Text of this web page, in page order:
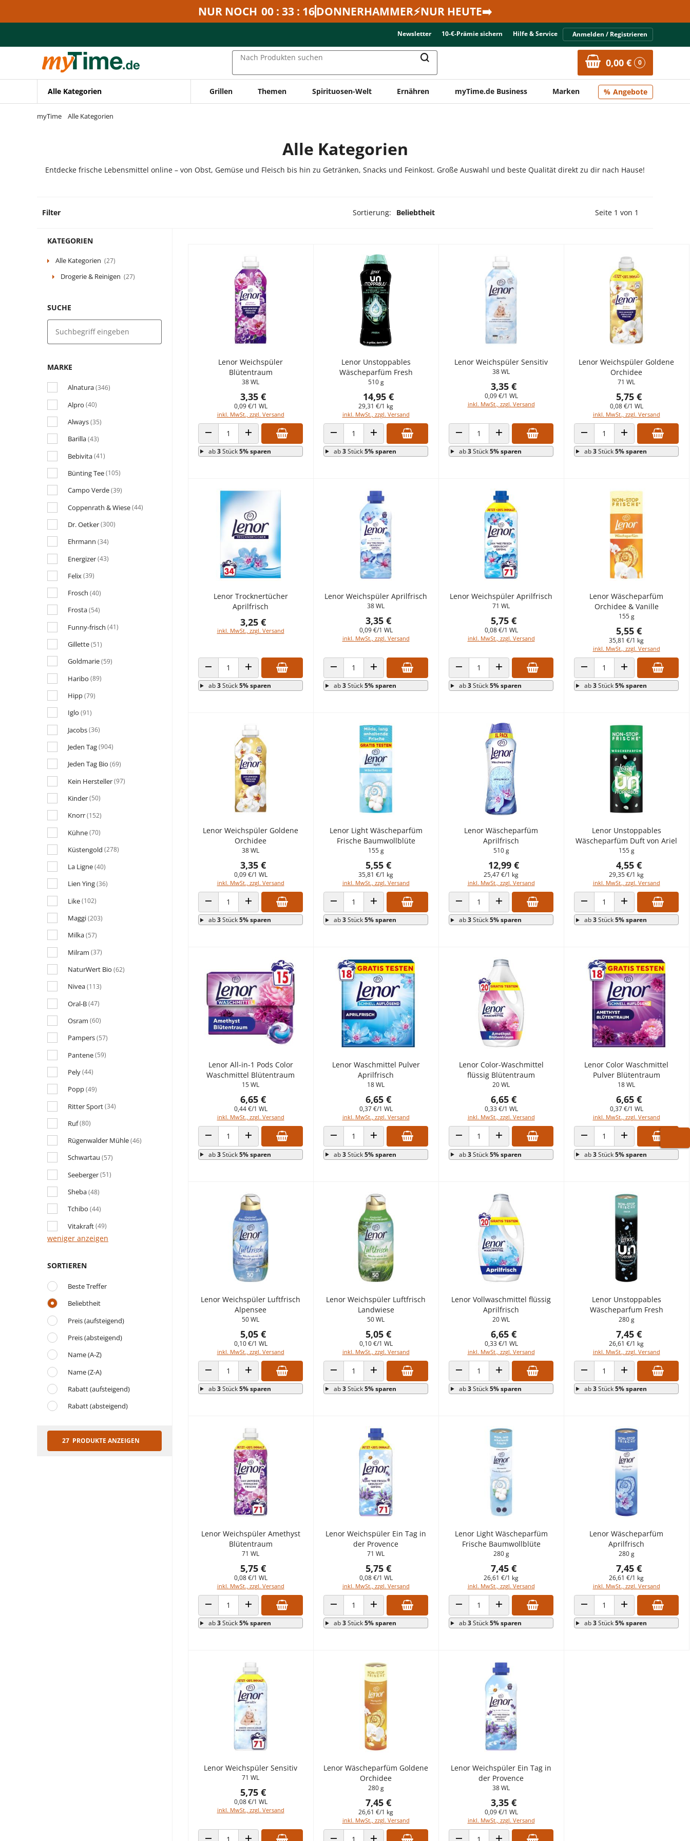
Zur Navigation springen
NUR NOCH 00 : 33 : 16DONNERHAMMER⚡NUR HEUTE➡️
Newsletter 10-€-Prämie sichern Hilfe & Service Anmelden / Registrieren
Nach Produkten suchen 0,00 € 0
Alle Kategorien Grillen Themen Spirituosen-Welt Ernähren myTime.de Business Marken Angebote
myTime Alle Kategorien
Alle Kategorien
Entdecke frische Lebensmittel online – von Obst, Gemüse und Fleisch bis hin zu Getränken, Snacks und Feinkost. Große Auswahl und beste Qualität direkt zu dir nach Hause!
Filter Sortierung: Beliebtheit Vorherige Seite
Seite 1 von 1
KATEGORIEN
Alle Kategorien (27)
Drogerie & Reinigen (27)
SUCHE
MARKE
Alnatura(346)
Alpro (40)
Always(35)
Barilla(43)
Bebivita(41)
Bünting Tee(105)
Campo Verde(39)
Coppenrath & Wiese(44)
Dr. Oetker(300)
Ehrmann (34)
Energizer(43)
Felix(39)
Frosch (40)
Frosta(54)
Funny-frisch (41)
Gillette(51)
Goldmarie(59)
Haribo (89)
Hipp(79)
Iglo (91)
Jacobs(36)
Jeden Tag(904)
Jeden Tag Bio (69)
Kein Hersteller(97)
Kinder(50)
Knorr(152)
Kühne(70)
Küstengold (278)
La Ligne(40)
Lien Ying(36)
Like(102)
Maggi(203)
Milka(57)
Milram (37)
NaturWert Bio (62)
Nivea(113)
Oral-B(47)
Osram (60)
Pampers(57)
Pantene(59)
Pely(44)
Popp(49)
Ritter Sport(34)
Ruf(80)
Rügenwalder Mühle(46)
Schwartau (57)
Seeberger(51)
Sheba(48)
Tchibo (44)
Vitakraft(49)
weniger anzeigen
SORTIEREN
Beste Treffer
Beliebtheit
Preis (aufsteigend)
Preis (absteigend)
Name (A-Z)
Name (Z-A)
Rabatt (aufsteigend)
Rabatt (absteigend)
27 PRODUKTE ANZEIGEN
Lenor Weichspüler
Blütentraum
38 WL
3,35 €
0,09 €/1 WL
inkl. MwSt., zzgl. Versand
ANZAHL VERRINGERNANZAHL ERHÖHEN
ab3Stück5% sparen
Lenor Unstoppables
Wäscheparfüm Fresh
510 g
14,95 €
29,31 €/1 kg
inkl. MwSt., zzgl. Versand
ANZAHL VERRINGERNANZAHL ERHÖHEN
ab3Stück5% sparen
Lenor Weichspüler Sensitiv
38 WL
3,35 €
0,09 €/1 WL
inkl. MwSt., zzgl. Versand
ANZAHL VERRINGERNANZAHL ERHÖHEN
ab3Stück5% sparen
Lenor Weichspüler Goldene
Orchidee
71 WL
5,75 €
0,08 €/1 WL
inkl. MwSt., zzgl. Versand
ANZAHL VERRINGERNANZAHL ERHÖHEN
ab3Stück5% sparen
Lenor Trocknertücher
Aprilfrisch
3,25 €
inkl. MwSt., zzgl. Versand
ANZAHL VERRINGERNANZAHL ERHÖHEN
ab3Stück5% sparen
Lenor Weichspüler Aprilfrisch
38 WL
3,35 €
0,09 €/1 WL
inkl. MwSt., zzgl. Versand
ANZAHL VERRINGERNANZAHL ERHÖHEN
ab3Stück5% sparen
Lenor Weichspüler Aprilfrisch
71 WL
5,75 €
0,08 €/1 WL
inkl. MwSt., zzgl. Versand
ANZAHL VERRINGERNANZAHL ERHÖHEN
ab3Stück5% sparen
Lenor Wäscheparfüm
Orchidee & Vanille
155 g
5,55 €
35,81 €/1 kg
inkl. MwSt., zzgl. Versand
ANZAHL VERRINGERNANZAHL ERHÖHEN
ab3Stück5% sparen
Lenor Weichspüler Goldene
Orchidee
38 WL
3,35 €
0,09 €/1 WL
inkl. MwSt., zzgl. Versand
ANZAHL VERRINGERNANZAHL ERHÖHEN
ab3Stück5% sparen
Lenor Light Wäscheparfüm
Frische Baumwollblüte
155 g
5,55 €
35,81 €/1 kg
inkl. MwSt., zzgl. Versand
ANZAHL VERRINGERNANZAHL ERHÖHEN
ab3Stück5% sparen
Lenor Wäscheparfüm
Aprilfrisch
510 g
12,99 €
25,47 €/1 kg
inkl. MwSt., zzgl. Versand
ANZAHL VERRINGERNANZAHL ERHÖHEN
ab3Stück5% sparen
Lenor Unstoppables
Wäscheparfüm Duft von Ariel
155 g
4,55 €
29,35 €/1 kg
inkl. MwSt., zzgl. Versand
ANZAHL VERRINGERNANZAHL ERHÖHEN
ab3Stück5% sparen
Lenor All-in-1 Pods Color
Waschmittel Blütentraum
15 WL
6,65 €
0,44 €/1 WL
inkl. MwSt., zzgl. Versand
ANZAHL VERRINGERNANZAHL ERHÖHEN
ab3Stück5% sparen
Lenor Waschmittel Pulver
Aprilfrisch
18 WL
6,65 €
0,37 €/1 WL
inkl. MwSt., zzgl. Versand
ANZAHL VERRINGERNANZAHL ERHÖHEN
ab3Stück5% sparen
Lenor Color-Waschmittel
flüssig Blütentraum
20 WL
6,65 €
0,33 €/1 WL
inkl. MwSt., zzgl. Versand
ANZAHL VERRINGERNANZAHL ERHÖHEN
ab3Stück5% sparen
Lenor Color Waschmittel
Pulver Blütentraum
18 WL
6,65 €
0,37 €/1 WL
inkl. MwSt., zzgl. Versand
ANZAHL VERRINGERNANZAHL ERHÖHEN
ab3Stück5% sparen
Lenor Weichspüler Luftfrisch
Alpensee
50 WL
5,05 €
0,10 €/1 WL
inkl. MwSt., zzgl. Versand
ANZAHL VERRINGERNANZAHL ERHÖHEN
ab3Stück5% sparen
Lenor Weichspüler Luftfrisch
Landwiese
50 WL
5,05 €
0,10 €/1 WL
inkl. MwSt., zzgl. Versand
ANZAHL VERRINGERNANZAHL ERHÖHEN
ab3Stück5% sparen
Lenor Vollwaschmittel flüssig
Aprilfrisch
20 WL
6,65 €
0,33 €/1 WL
inkl. MwSt., zzgl. Versand
ANZAHL VERRINGERNANZAHL ERHÖHEN
ab3Stück5% sparen
Lenor Unstoppables
Wäscheparfum Fresh
280 g
7,45 €
26,61 €/1 kg
inkl. MwSt., zzgl. Versand
ANZAHL VERRINGERNANZAHL ERHÖHEN
ab3Stück5% sparen
Lenor Weichspüler Amethyst
Blütentraum
71 WL
5,75 €
0,08 €/1 WL
inkl. MwSt., zzgl. Versand
ANZAHL VERRINGERNANZAHL ERHÖHEN
ab3Stück5% sparen
Lenor Weichspüler Ein Tag in
der Provence
71 WL
5,75 €
0,08 €/1 WL
inkl. MwSt., zzgl. Versand
ANZAHL VERRINGERNANZAHL ERHÖHEN
ab3Stück5% sparen
Lenor Light Wäscheparfüm
Frische Baumwollblüte
280 g
7,45 €
26,61 €/1 kg
inkl. MwSt., zzgl. Versand
ANZAHL VERRINGERNANZAHL ERHÖHEN
ab3Stück5% sparen
Lenor Wäscheparfüm
Aprilfrisch
280 g
7,45 €
26,61 €/1 kg
inkl. MwSt., zzgl. Versand
ANZAHL VERRINGERNANZAHL ERHÖHEN
ab3Stück5% sparen
Lenor Weichspüler Sensitiv
71 WL
5,75 €
0,08 €/1 WL
inkl. MwSt., zzgl. Versand
Lenor Wäscheparfüm Goldene
Orchidee
280 g
7,45 €
26,61 €/1 kg
inkl. MwSt., zzgl. Versand
Lenor Weichspüler Ein Tag in
der Provence
38 WL
3,35 €
0,09 €/1 WL
inkl. MwSt., zzgl. Versand